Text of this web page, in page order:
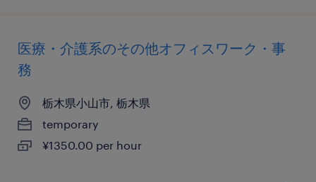
医療・介護系のその他オフィスワーク・事
務
栃木県小山市, 栃木県
temporary
¥1350.00 per hour